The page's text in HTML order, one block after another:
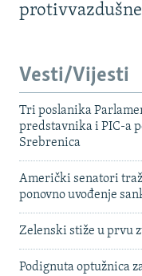
Vesti/Vijesti
Tri poslanika
predstavnika i PIC-a
Srebrenica
Američki senatori
ponovno uvođenje
Zelenski stiže u prvu
Podignuta optužnica